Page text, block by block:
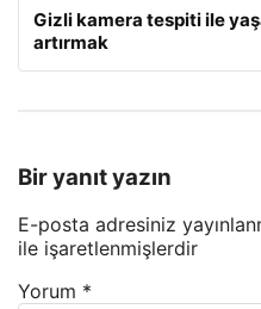
Gizli kamera tespiti ile
artırmak
Bir yanıt yazın
E-posta adresiniz
ile işaretlenmişlerdir
Yorum *